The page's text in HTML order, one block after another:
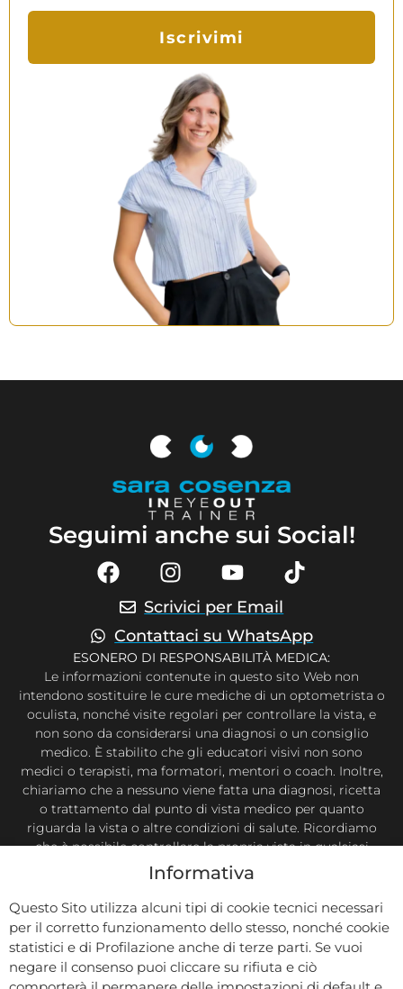
Iscrivimi
Seguimi anche sui Social!
Scrivici per Email
Contattaci su WhatsApp
ESONERO DI RESPONSABILITÀ MEDICA:
Le informazioni contenute in questo sito Web non
intendono sostituire le cure mediche di un optometrista o
oculista, nonché visite regolari per controllare la vista, e
non sono da considerarsi una diagnosi o un consiglio
medico. È stabilito che gli educatori visivi non sono
medici o terapisti, ma formatori, mentori o coach. Inoltre,
chiariamo che a nessuno viene fatta una diagnosi, ricetta
o trattamento dal punto di vista medico per quanto
riguarda la vista o altre condizioni di salute. Ricordiamo
che è possibile controllare la propria vista in qualsiasi
momento secondo la propria necessità. Questo sito Web
e le informazioni ivi contenute hanno lo scopo di
condividere le conoscenze e le informazioni tratte dalla
ricerca e dall’esperienza di Sara Cosenza, Eye Trainer
riconosciuta dal CONACREIS, e degli esperti che hanno
contribuito. Ti invitiamo a prendere decisioni riguardanti
la tua vista in base alle tue conoscenze e in collaborazione
Informativa
Questo Sito utilizza alcuni tipi di cookie tecnici necessari
per il corretto funzionamento dello stesso, nonché cookie
statistici e di Profilazione anche di terze parti. Se vuoi
negare il consenso puoi cliccare su rifiuta e ciò